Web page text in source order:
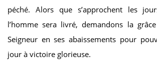
péché. Alors que s’approchent les
l’homme sera livré, demandons la
Seigneur en ses abaissements pour
jour à victoire glorieuse.